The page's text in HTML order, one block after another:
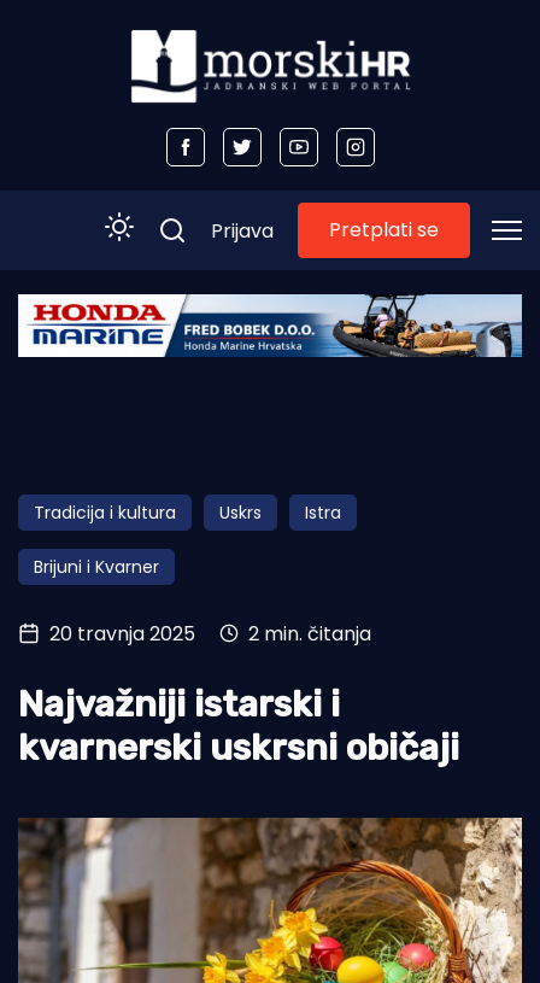
Početna
Obala
Otoci
Turizam i nautika
Pomorstvo
Ribolov
Ekologija
Prijava Pretplati se
Tradicija i kultura Uskrs Istra
Brijuni i Kvarner
20 travnja 2025 2 min. čitanja
Najvažniji istarski i
kvarnerski uskrsni običaji